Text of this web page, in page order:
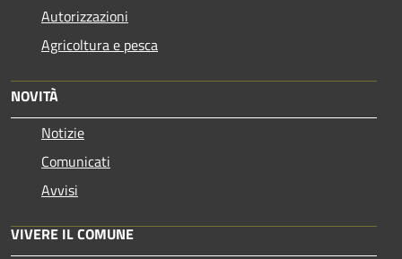
Autorizzazioni
Agricoltura e pesca
NOVITÀ
Notizie
Comunicati
Avvisi
VIVERE IL COMUNE